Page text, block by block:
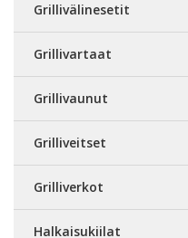
Grillivälinesetit
Grillivartaat
Grillivaunut
Grilliveitset
Grilliverkot
Halkaisukiilat